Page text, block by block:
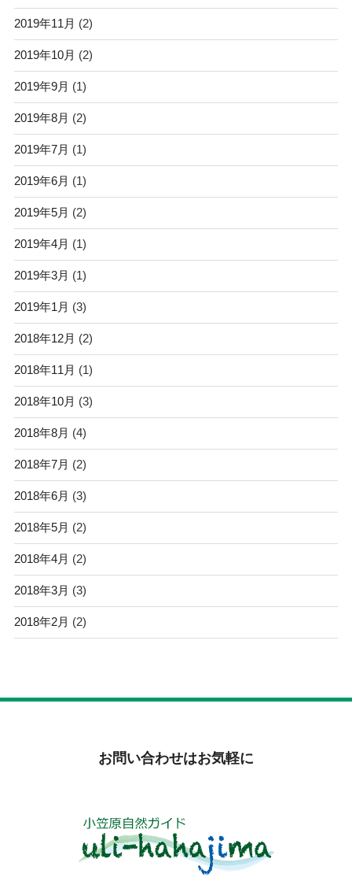
2019年11月 (2)
2019年10月 (2)
2019年9月 (1)
2019年8月 (2)
2019年7月 (1)
2019年6月 (1)
2019年5月 (2)
2019年4月 (1)
2019年3月 (1)
2019年1月 (3)
2018年12月 (2)
2018年11月 (1)
2018年10月 (3)
2018年8月 (4)
2018年7月 (2)
2018年6月 (3)
2018年5月 (2)
2018年4月 (2)
2018年3月 (3)
2018年2月 (2)
お問い合わせはお気軽に